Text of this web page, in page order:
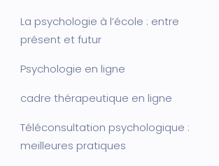
La psychologie à l’école : entre
présent et futur
Psychologie en ligne
cadre thérapeutique en ligne
Téléconsultation psychologique :
meilleures pratiques